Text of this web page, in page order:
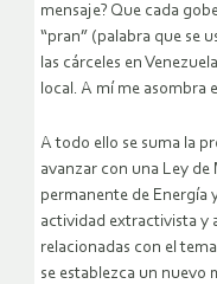
mensaje? Que cada
“pran” (palabra que se
las cárceles en
local. A mí me asombra
A todo ello se suma la
avanzar con una Ley de
permanente de Energía
actividad extractivista y
relacionadas con el
se establezca un nuevo